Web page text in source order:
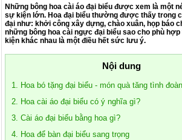
Những bông hoa cài áo đại biểu được xem là một
sự kiện lớn. Hoa đại biểu thường được thấy trong
đại như: khởi công xây dựng, chào xuân, họp báo
những bông hoa cài ngực đại biểu sao cho phù
kiện khác nhau là một điều hết sức lưu ý.
Nội dung
1. Hoa bó tặng đại biểu - món quà tăng tình
2. Hoa cài áo đại biểu có ý nghĩa gì?
3. Cài áo đại biểu bằng hoa gì?
4. Hoa để bàn đại biểu sang trọng